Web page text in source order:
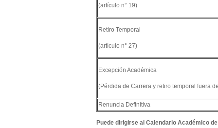
(artículo n° 19)
Retiro Temporal
(artículo n° 27)
Excepción Académica
(Pérdida de Carrera y retiro temporal fuera
Renuncia Definitiva
Puede dirigirse al Calendario Académico